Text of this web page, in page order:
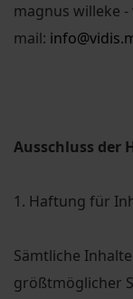
magnus willeke -
mail:
Ausschluss der
1. Haftung für
Sämtliche
größtmöglicher